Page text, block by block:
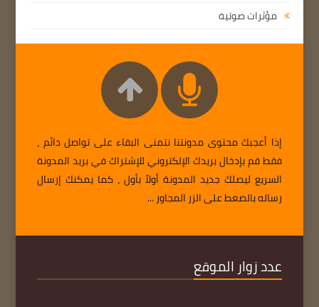
مؤثرات صوتية
إذا أعجبك محتوى مدونتنا نتمنى البقاء على تواصل دائم ،
فقط قم بإدخال بريدك الإلكتروني للإشتراك في بريد المدونة
السريع ليصلك جديد المدونة أولاً بأول ، كما يمكنك إرسال
رساله بالضغط على الزر المجاور ...
عدد زوار الموقع